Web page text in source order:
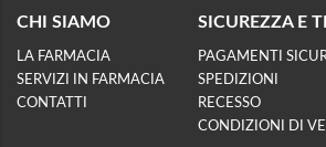
CHI SIAMO
LA FARMACIA
SERVIZI IN FARMACIA
CONTATTI
SICUREZZA E
PAGAMENTI
SPEDIZIONI
RECESSO
CONDIZIONI DI